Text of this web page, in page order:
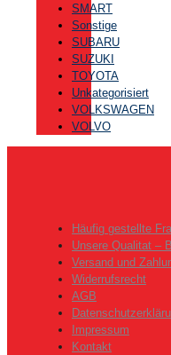
SMART
Sonstige
SUBARU
SUZUKI
TOYOTA
Unkategorisiert
VOLKSWAGEN
VOLVO
Häufig gestellte
Unsere Qualitat –
Versand und
Widerrufsrecht
AGB
Impressum
Kontakt